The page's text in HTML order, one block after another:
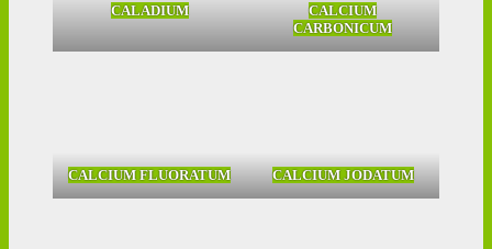
CALADIUM
CALCIUM
CARBONICUM
CALCIUM FLUORATUM CALCIUM JODATUM